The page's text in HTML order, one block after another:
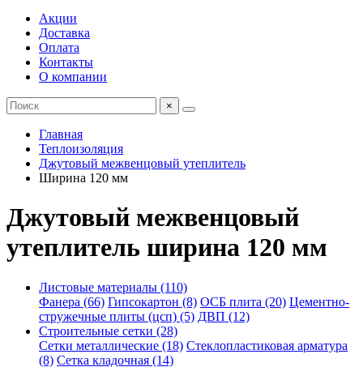
Акции
Доставка
Оплата
Контакты
О компании
×
Главная
Теплоизоляция
Джутовый межвенцовый утеплитель
Ширина 120 мм
Джутовый межвенцовый
утеплитель ширина 120 мм
Листовые материалы (110)
Фанера (66) Гипсокартон (8) ОСБ плита (20) Цементно-
стружечные плиты (цсп) (5) ДВП (12)
Строительные сетки (28)
Сетки металлические (18) Стеклопластиковая арматура
(8) Сетка кладочная (14)